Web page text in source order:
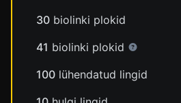
30 biolinki plokid
41 biolinki plokid
100 lühendatud lingid